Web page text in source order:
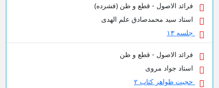
- قطع و ظن (فشرده)
محمدصادق علم الهدی
- قطع و ظن
مروی
کتاب ۲